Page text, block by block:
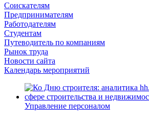
Соискателям
Предпринимателям
Работодателям
Студентам
Путеводитель по компаниям
Рынок труда
Новости сайта
Календарь мероприятий
Управление персоналом